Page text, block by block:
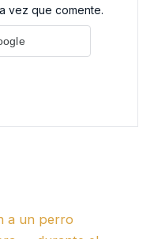
vez que comente.